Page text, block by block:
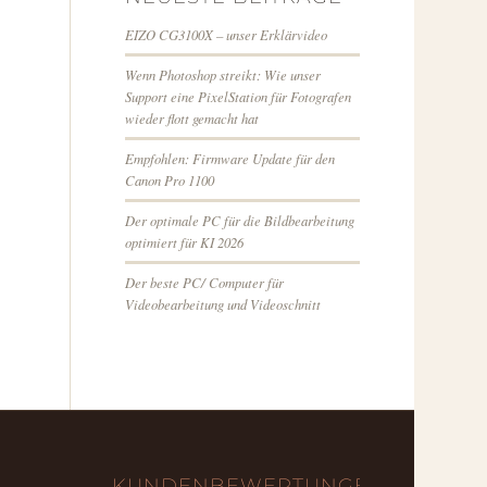
EIZO CG3100X – unser Erklärvideo
Wenn Photoshop streikt: Wie unser
Support eine PixelStation für Fotografen
wieder flott gemacht hat
Empfohlen: Firmware Update für den
Canon Pro 1100
Der optimale PC für die Bildbearbeitung
optimiert für KI 2026
Der beste PC/ Computer für
Videobearbeitung und Videoschnitt